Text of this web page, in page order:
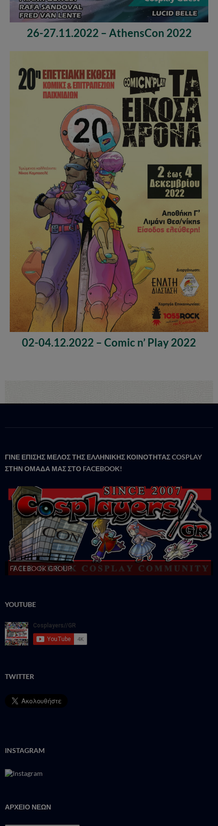
26-27.11.2022 – AthensCon 2022
02-04.12.2022 – Comic n’ Play 2022
ΓΙΝΕ ΕΠΙΣΗΣ ΜΕΛΟΣ ΤΗΣ ΕΛΛΗΝΙΚΗΣ ΚΟΙΝΟΤΗΤΑΣ COSPLAY
ΣΤΗΝ ΟΜΑΔΑ ΜΑΣ ΣΤΟ FACΕBOOK!
FACEBOOK GROUP
YOUTUBE
TWITTER
INSTAGRAM
ΑΡΧΕΙΟ ΝΕΩΝ